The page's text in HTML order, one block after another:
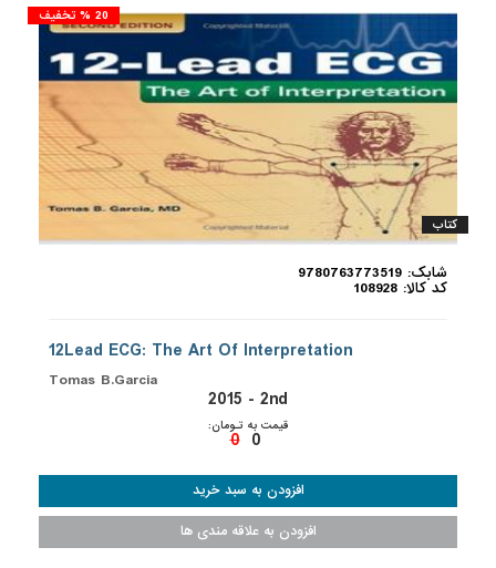
کتاب
20 % تخفیف
شابک: 9780763773519
کد کالا: 108928
12Lead ECG: The Art Of Interpretation
Tomas B.Garcia
2015 - 2nd
قیمت به تـومان:
0
0